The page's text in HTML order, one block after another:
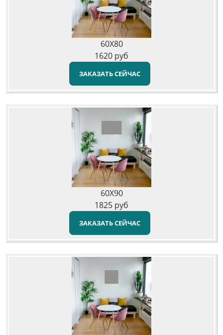
60X80
1620 руб
ЗАКАЗАТЬ СЕЙЧАС
60X90
1825 руб
ЗАКАЗАТЬ СЕЙЧАС